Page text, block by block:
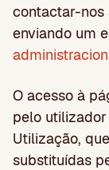
contactar-nos
enviando um
O acesso à
pelo
Utilização,
substituídas